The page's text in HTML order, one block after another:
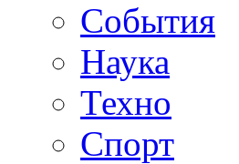
События
Наука
Техно
Спорт